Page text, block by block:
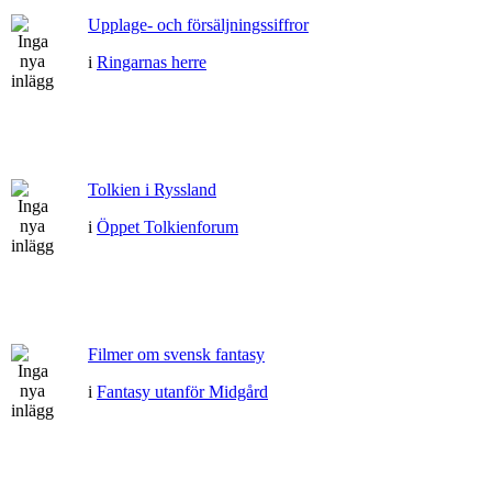
Upplage- och försäljningssiffror
i Ringarnas herre
Tolkien i Ryssland
i Öppet Tolkienforum
Filmer om svensk fantasy
i Fantasy utanför Midgård